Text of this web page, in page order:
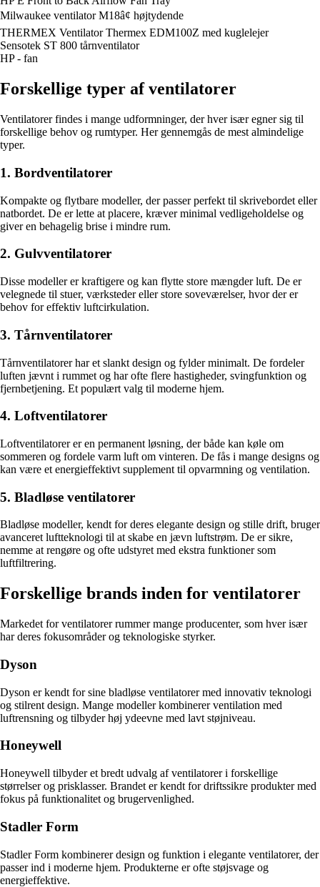
Milwaukee ventilator M18â¢ højtydende
THERMEX Ventilator Thermex EDM100Z med kuglelejer
Sensotek ST 800 tårnventilator
HP - fan
Forskellige typer af ventilatorer
Ventilatorer findes i mange udformninger, der hver især egner sig til
forskellige behov og rumtyper. Her gennemgås de mest almindelige
typer.
1. Bordventilatorer
Kompakte og flytbare modeller, der passer perfekt til skrivebordet eller
natbordet. De er lette at placere, kræver minimal vedligeholdelse og
giver en behagelig brise i mindre rum.
2. Gulvventilatorer
Disse modeller er kraftigere og kan flytte store mængder luft. De er
velegnede til stuer, værksteder eller store soveværelser, hvor der er
behov for effektiv luftcirkulation.
3. Tårnventilatorer
Tårnventilatorer har et slankt design og fylder minimalt. De fordeler
luften jævnt i rummet og har ofte flere hastigheder, svingfunktion og
fjernbetjening. Et populært valg til moderne hjem.
4. Loftventilatorer
Loftventilatorer er en permanent løsning, der både kan køle om
sommeren og fordele varm luft om vinteren. De fås i mange designs og
kan være et energieffektivt supplement til opvarmning og ventilation.
5. Bladløse ventilatorer
Bladløse modeller, kendt for deres elegante design og stille drift, bruger
avanceret luftteknologi til at skabe en jævn luftstrøm. De er sikre,
nemme at rengøre og ofte udstyret med ekstra funktioner som
luftfiltrering.
Forskellige brands inden for ventilatorer
Markedet for ventilatorer rummer mange producenter, som hver især
har deres fokusområder og teknologiske styrker.
Dyson
Dyson er kendt for sine bladløse ventilatorer med innovativ teknologi
og stilrent design. Mange modeller kombinerer ventilation med
luftrensning og tilbyder høj ydeevne med lavt støjniveau.
Honeywell
Honeywell tilbyder et bredt udvalg af ventilatorer i forskellige
størrelser og prisklasser. Brandet er kendt for driftssikre produkter med
fokus på funktionalitet og brugervenlighed.
Stadler Form
Stadler Form kombinerer design og funktion i elegante ventilatorer, der
passer ind i moderne hjem. Produkterne er ofte støjsvage og
energieffektive.